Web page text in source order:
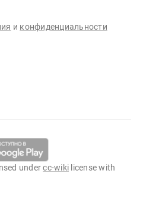
и конфиденциальности
undercc-wiki license with